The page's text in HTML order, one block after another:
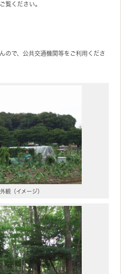
覧ください。
ので、公共交通機関等をご利用くださ
観（イメージ）